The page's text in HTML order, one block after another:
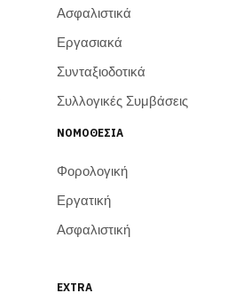
Ασφαλιστικά
Εργασιακά
Συνταξιοδοτικά
Συλλογικές Συμβάσεις
ΝΟΜΟΘΕΣΊΑ
Φορολογική
Εργατική
Ασφαλιστική
EXTRA